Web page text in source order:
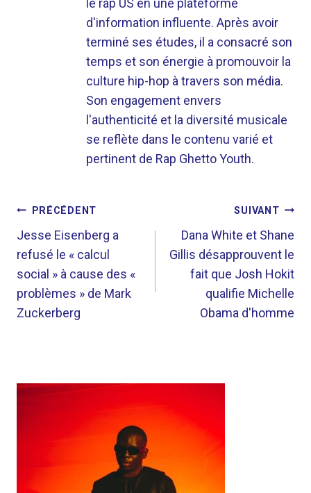
le rap US en une plateforme
d'information influente. Après avoir
terminé ses études, il a consacré son
temps et son énergie à promouvoir la
culture hip-hop à travers son média.
Son engagement envers
l'authenticité et la diversité musicale
se reflète dans le contenu varié et
pertinent de Rap Ghetto Youth.
NAVIGATION
DE
L’ARTICLE
PRÉCÉDENT
Jesse Eisenberg a
refusé le « calcul
social » à cause des «
problèmes » de Mark
Zuckerberg
SUIVANT
Dana White et Shane
Gillis désapprouvent le
fait que Josh Hokit
qualifie Michelle
Obama d'homme